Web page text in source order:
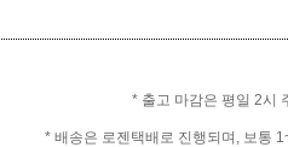
* 출고 마감은 평일 2시
* 배송은 로젠택배로 진행되며, 보통